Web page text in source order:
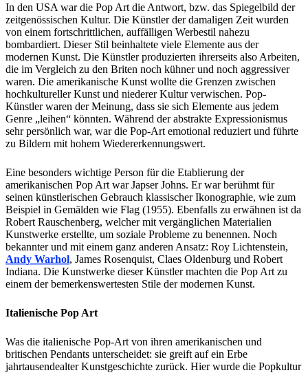
In den USA war die Pop Art die Antwort, bzw. das Spiegelbild der
zeitgenössischen Kultur. Die Künstler der damaligen Zeit wurden
von einem fortschrittlichen, auffälligen Werbestil nahezu
bombardiert. Dieser Stil beinhaltete viele Elemente aus der
modernen Kunst. Die Künstler produzierten ihrerseits also Arbeiten,
die im Vergleich zu den Briten noch kühner und noch aggressiver
waren. Die amerikanische Kunst wollte die Grenzen zwischen
hochkultureller Kunst und niederer Kultur verwischen. Pop-
Künstler waren der Meinung, dass sie sich Elemente aus jedem
Genre „leihen“ könnten. Während der abstrakte Expressionismus
sehr persönlich war, war die Pop-Art emotional reduziert und führte
zu Bildern mit hohem Wiedererkennungswert.
Eine besonders wichtige Person für die Etablierung der
amerikanischen Pop Art war Japser Johns. Er war berühmt für
seinen künstlerischen Gebrauch klassischer Ikonographie, wie zum
Beispiel in Gemälden wie Flag (1955). Ebenfalls zu erwähnen ist da
Robert Rauschenberg, welcher mit vergänglichen Materialien
Kunstwerke erstellte, um soziale Probleme zu benennen. Noch
bekannter und mit einem ganz anderen Ansatz: Roy Lichtenstein,
Andy Warhol, James Rosenquist, Claes Oldenburg und Robert
Indiana. Die Kunstwerke dieser Künstler machten die Pop Art zu
einem der bemerkenswertesten Stile der modernen Kunst.
Italienische Pop Art
Was die italienische Pop-Art von ihren amerikanischen und
britischen Pendants unterscheidet: sie greift auf ein Erbe
jahrtausendealter Kunstgeschichte zurück. Hier wurde die Popkultur